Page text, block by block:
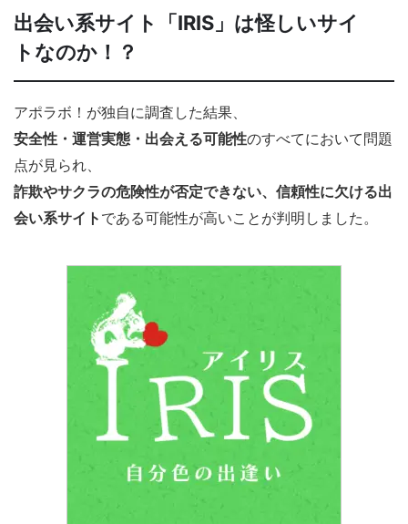
出会い系サイト「IRIS」は怪しいサイ
トなのか！？
アポラボ！が独自に調査した結果、
安全性・運営実態・出会える可能性のすべてにおいて問題
点が見られ、
詐欺やサクラの危険性が否定できない、信頼性に欠ける出
会い系サイト である可能性が高いことが判明しました。